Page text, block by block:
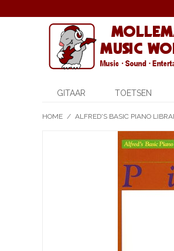
GITAAR TOETSEN
HOME / ALFRED'S BASIC PIANO